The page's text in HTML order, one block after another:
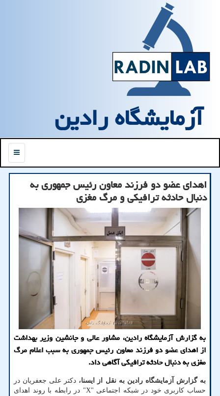
آزمایشگاه رادین
منو
اهدای عضو دو فرزند معاون رئیس جمهوری به
دنبال حادثه ترافیکی و مرگ مغزی
به گزارش آزمایشگاه رادین، مشاور عالی و جانشین وزیر بهداشت
از اهدای عضو دو فرزند معاون رئیس جمهوری به سبب اعلام مرگ
مغزی به دنبال حادثه ترافیکی آگاهی داد.
به گزارش آزمایشگاه رادین به نقل از ایسنا، دکتر علی جعفریان در
حساب کاربری خود در شبکه اجتماعی "X" در رابطه با روند اهدای